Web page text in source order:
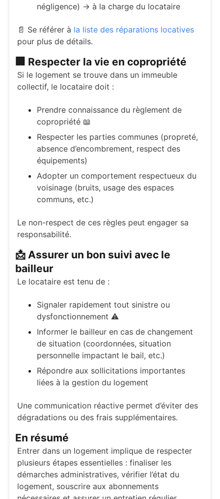
négligence) → à la charge du locataire
📄 Se référer à la liste des réparations locatives
pour plus de détails.
🏢 Respecter la vie en copropriété
Si le logement se trouve dans un immeuble
collectif, le locataire doit :
Prendre connaissance du règlement de
copropriété 📖
Respecter les parties communes (propreté,
absence d’encombrement, respect des
équipements)
Adopter un comportement respectueux du
voisinage (bruits, usage des espaces
communs, etc.)
Le non-respect de ces règles peut engager sa
responsabilité.
📩 Assurer un bon suivi avec le
bailleur
Le locataire est tenu de :
Signaler rapidement tout sinistre ou
dysfonctionnement ⚠️
Informer le bailleur en cas de changement
de situation (coordonnées, situation
personnelle impactant le bail, etc.)
Répondre aux sollicitations importantes
liées à la gestion du logement
Une communication réactive permet d’éviter des
dégradations ou des frais supplémentaires.
En résumé
Entrer dans un logement implique de respecter
plusieurs étapes essentielles : finaliser les
démarches administratives, vérifier l’état du
logement, souscrire aux abonnements